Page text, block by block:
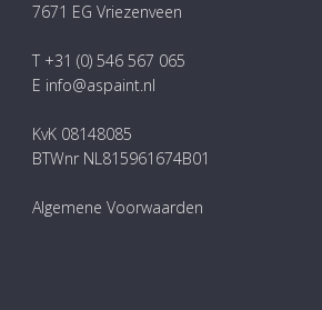
7671 EG Vriezenveen
T +31 (0) 546 567 065
E info@aspaint.nl
KvK 08148085
BTWnr NL815961674B01
Algemene Voorwaarden